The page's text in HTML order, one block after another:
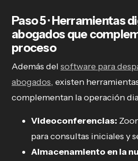
Paso 5 · Herramientas
abogados que
proceso
Además del software para
abogados, existen
complementan la operación
Videoconferencias:
para consultas iniciales y
Almacenamiento en la